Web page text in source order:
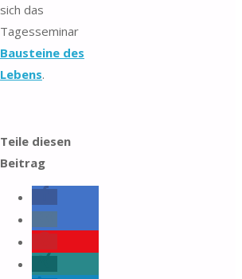
sich das
Tagesseminar
Bausteine des
Lebens.
Teile diesen
Beitrag